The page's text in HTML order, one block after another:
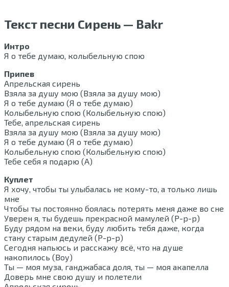
Текст песни Сирень — Bakr
Интро
Я о тебе думаю, колыбельную спою
Припев
Апрельская сирень
Взяла за душу мою (Взяла за душу мою)
Я о тебе думаю (Я о тебе думаю)
Колыбельную спою (Колыбельную спою)
Тебе, апрельская сирень
Взяла за душу мою (Взяла за душу мою)
Я о тебе думаю (Я о тебе думаю)
Колыбельную спою (Колыбельную спою)
Тебе себя я подарю (А)
Куплет
Я хочу, чтобы ты улыбалась не кому-то, а только лишь
мне
Чтобы ты постоянно боялась потерять меня даже во сне
Уверен я, ты будешь прекрасной мамулей (Р-р-р)
Буду рядом на веки, буду любить тебя даже, когда
стану старым дедулей (Р-р-р)
Сегодня напьюсь и расскажу всё, что на душе
накопилось (Воу)
Ты — моя муза, ганджабаса доля, ты — моя акапелла
Доверь мне свою душу и полетели